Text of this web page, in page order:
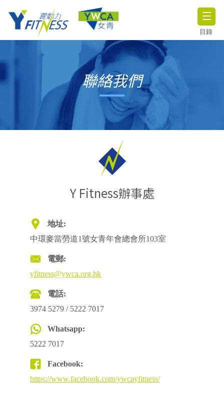
目錄
聯絡我們
Y Fitness辦事處
地址:
中環麥當勞道1號女青年會總會所103室
電郵:
yfitness@ywca.org.hk
電話:
3974 5279 / 5222 7017
Whatsapp:
5222 7017
Facebook:
https://www.facebook.com/ywcayfitness/